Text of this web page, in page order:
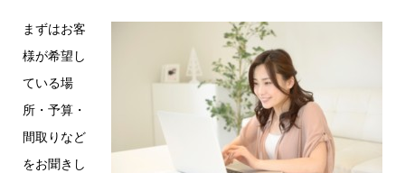
まずはお客
様が希望し
ている場
所・予算・
間取りなど
をお聞きし